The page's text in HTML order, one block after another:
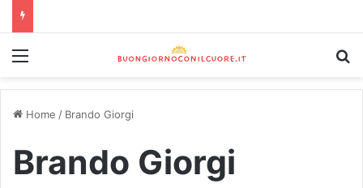
Home / Brando Giorgi
Brando Giorgi